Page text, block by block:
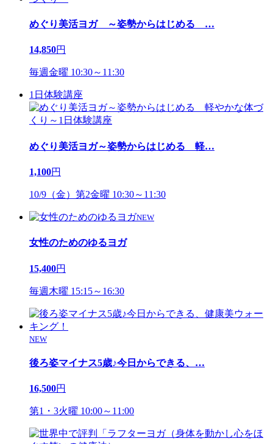
めぐり美活ヨガ ～姿勢からはじめる …
14,850円
毎週金曜 10:30～11:30
1日体験講座
めぐり美活ヨガ～姿勢からはじめる 軽…
1,100円
10/9（金）第2金曜 10:30～11:30
NEW
女性のためのゆるヨガ
15,400円
毎週木曜 15:15～16:30
NEW
後ろ姿マイナス5歳♪今日からできる、 …
16,500円
第1・3火曜 10:00～11:00